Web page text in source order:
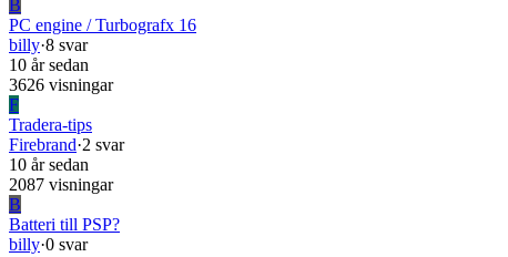
B
PC engine / Turbografx 16
billy·8 svar
10 år sedan
3626 visningar
F
Tradera-tips
Firebrand·2 svar
10 år sedan
2087 visningar
B
Batteri till PSP?
billy·0 svar